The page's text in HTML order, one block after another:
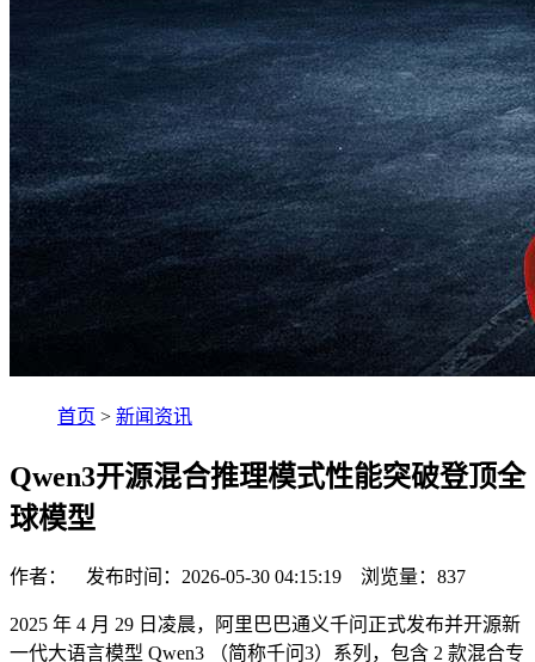
首页 > 新闻资讯
Qwen3开源混合推理模式性能突破登顶全
球模型
作者： 发布时间：2026-05-30 04:15:19 浏览量： 837
2025 年 4 月 29 日凌晨，阿里巴巴通义千问正式发布并开源新
一代大语言模型 Qwen3 （简称千问3）系列，包含 2 款混合专